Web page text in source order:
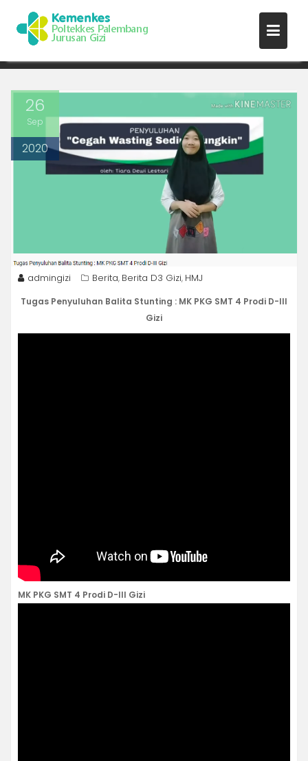
content
GIZI MAHASISWA PRODI D-III
GIZI
26
Sep
2020
admingizi Berita, Berita D3 Gizi, HMJ
Tugas Penyuluhan Balita Stunting : MK PKG SMT 4 Prodi D-III
Gizi
MK PKG SMT 4 Prodi D-III Gizi